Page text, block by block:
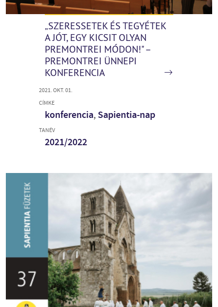
„SZERESSETEK ÉS TEGYÉTEK
A JÓT, EGY KICSIT OLYAN
PREMONTREI MÓDON!" –
PREMONTREI ÜNNEPI
KONFERENCIA
2021. OKT. 01.
CÍMKE
konferencia, Sapientia-nap
TANÉV
2021/2022